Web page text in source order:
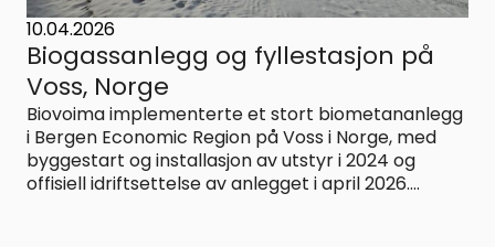
10.04.2026
Biogassanlegg og fyllestasjon på
Voss, Norge
Biovoima implementerte et stort biometananlegg
i Bergen Economic Region på Voss i Norge, med
byggestart og installasjon av utstyr i 2024 og
offisiell idriftsettelse av anlegget i april 2026....